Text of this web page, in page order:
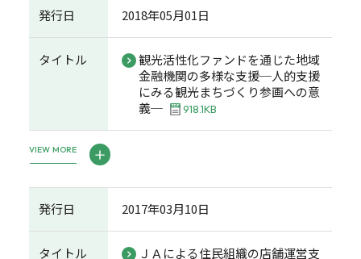
発行日 2018年05月01日
タイトル
観光活性化ファンドを通じた地域
金融機関の多様な支援─人的支援
にみる観光まちづくり参画への意
義─
918.1KB
VIEW MORE
発行日 2017年03月10日
タイトル
ＪＡによる住民組織の店舗運営支